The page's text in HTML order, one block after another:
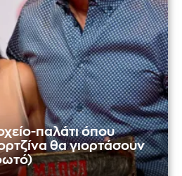
παλάτι όπου
θα γιορτάσουν